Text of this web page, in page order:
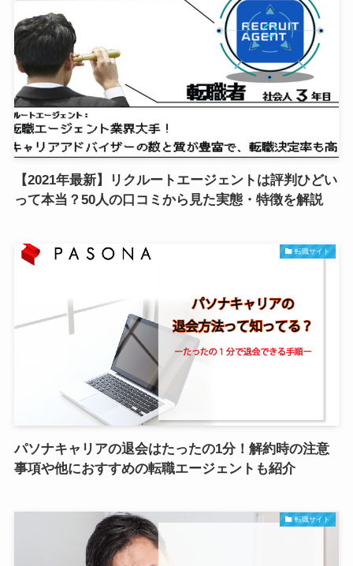
【2021年最新】リクルートエージェントは評判ひどい
って本当？50人の口コミから見た実態・特徴を解説
転職サイト
パソナキャリアの退会はたったの1分！解約時の注意
事項や他におすすめの転職エージェントも紹介
転職サイト